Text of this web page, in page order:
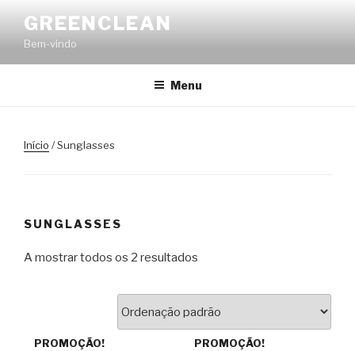
conteúdo
GREENCLEAN
Bem-vindo
Menu
Início / Sunglasses
SUNGLASSES
A mostrar todos os 2 resultados
PROMOÇÃO! PROMOÇÃO!